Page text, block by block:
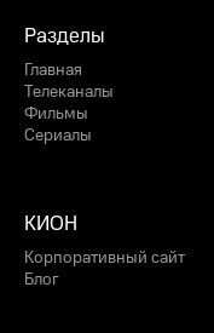
Разделы
Главная
Телеканалы
Фильмы
Сериалы
КИОН
Корпоративный сайт
Блог